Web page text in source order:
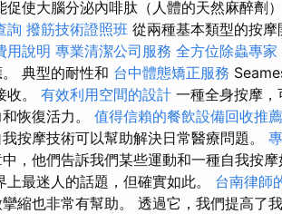
促使大腦分泌內啡肽（人體的天然麻醉劑
詢 撥筋技術證照班 從兩種基本類型的按
用說明 專業清潔公司服務 全方位除蟲專家
典型的耐性和 台中體態矯正服務
收。 有效利用空間的設計 一種全身按摩
恢復活力。 值得信賴的餐飲設備回收推薦
按摩技術可以幫助解決日常醫療問題。
，他們告訴我們某些運動和一種自我按摩
上最迷人的話題，但確實如此。 台南律師
縮也非常有幫助。 透過它，我們提高了